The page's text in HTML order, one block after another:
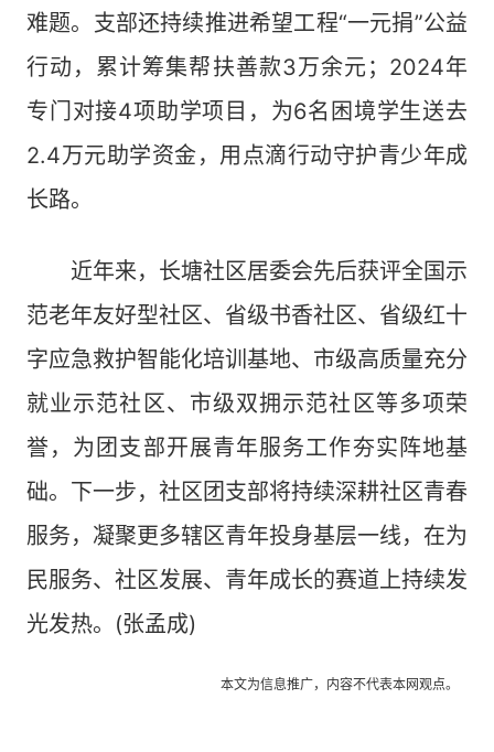
难题。支部还持续推进希望工程“一元捐”公益
行动，累计筹集帮扶善款3万余元；2024年
专门对接4项助学项目，为6名困境学生送去
2.4万元助学资金，用点滴行动守护青少年成
长路。
近年来，长塘社区居委会先后获评全国示
范老年友好型社区、省级书香社区、省级红十
字应急救护智能化培训基地、市级高质量充分
就业示范社区、市级双拥示范社区等多项荣
誉，为团支部开展青年服务工作夯实阵地基
础。下一步，社区团支部将持续深耕社区青春
服务，凝聚更多辖区青年投身基层一线，在为
民服务、社区发展、青年成长的赛道上持续发
光发热。(张孟成)
本文为信息推广，内容不代表本网观点。